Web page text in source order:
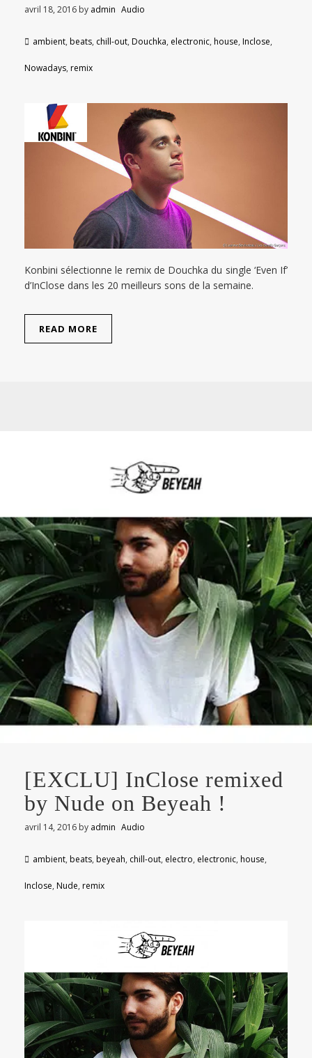
avril 18, 2016 by admin Audio
ambient, beats, chill-out, Douchka, electronic, house, Inclose,
Nowadays, remix
Konbini sélectionne le remix de Douchka du single ‘Even If’
d’InClose dans les 20 meilleurs sons de la semaine.
READ MORE
[EXCLU] InClose remixed
by Nude on Beyeah !
avril 14, 2016 by admin Audio
ambient, beats, beyeah, chill-out, electro, electronic, house,
Inclose, Nude, remix